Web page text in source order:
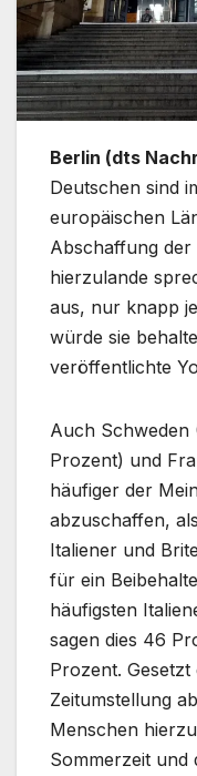
Berlin (dts
Deutschen sind
europäischen
Abschaffung der
hierzulande
aus, nur knapp
würde sie
veröffentlichte
Auch Schweden
Prozent) und
häufiger der
abzuschaffen,
Italiener und
für ein
häufigsten
sagen dies 46
Prozent. Gesetzt
Zeitumstellung
Menschen
Sommerzeit und